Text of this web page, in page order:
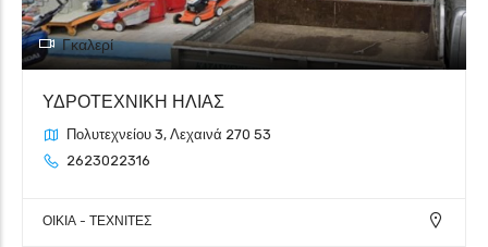
Γκαλερί
ΥΔΡΟΤΕΧΝΙΚΗ ΗΛΙΑΣ
Πολυτεχνείου 3, Λεχαινά 270 53
2623022316
ΟΙΚΙΑ - ΤΕΧΝΙΤΕΣ